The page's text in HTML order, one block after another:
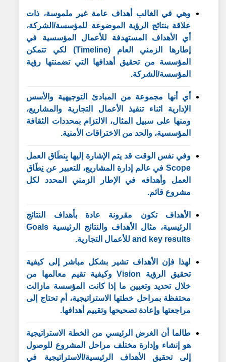
وهي في الغالب أهداف عامة غير ملموسة، ذات
علاقة بنتائج الرؤية الموضوعة للمؤسسة/الشركة،
أي الأهداف المستهدفة للأعمال المؤسسية في
إطارها الزمني العام (Timeline) لكي تتمكن
المؤسسة من تحقيق أهدافها التي تضمنتها رؤية
المؤسسة/الشركة.
أي أنها مجموعة من المبادئ التوجيهية والأسس
الإدارية اثناء تنفيذ الأعمال التجارية والمشاريع،
ومنها على سبيل المثال، الالتزام بمحددات الثقافة
المؤسسية، والحد من الاختراقات الأمنية.
وفي نفس الوقت قد يتم الإشارة إليها بِنطَاق العمل
Scope في عالم إدارة المشاريع، للتعبير عن نِطَاق
العمل وأهدافه في الإطار الزمني المحدد لكل
مشروع قائم.
الأهداف تكون مقرونة عادة بأهداف النتائج
الرئيسية، مثال الأهداف والنتائج الرئيسية Goals
and key results للأعمال التجارية.
لهذا فإن الأهداف تشير بشكل مباشر إلى كيفية
تحقيق الرؤية Vision وكيفية تقيم معالمها من
خلال تحديد وتعيين ما إذا كانت المؤسسة مازالت
محتفظة بمراحل خطتها الاستراتيجية، أم تحتاج إلى
مراجعتها وإعادة تصحيحها وتقييم أهدافها.
طالما أن الغرض الرئيسي من الخطة الاستراتيجية
هو إنشاء وإدارة مختلف مراحل المشروع للوصول
إلى تحقيق الأهداف الرئيسية/الاستراتيجية في